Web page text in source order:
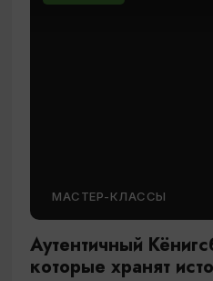
МАСТЕР-КЛАССЫ
Аутентичный
которые хранят